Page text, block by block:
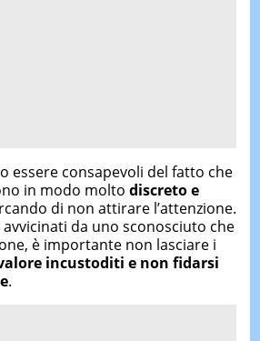
essere consapevoli del fatto che
in modo molto discreto e
di non attirare l’attenzione.
avvicinati da uno sconosciuto che
è importante non lasciare i
incustoditi e non fidarsi
.